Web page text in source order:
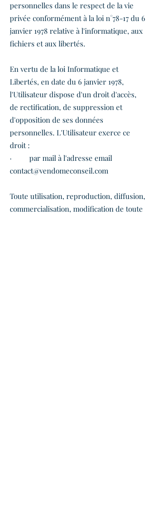
personnelles dans le respect de la vie
privée conformément à la loi n°78-17 du 6
janvier 1978 relative à l'informatique, aux
fichiers et aux libertés.
En vertu de la loi Informatique et
Libertés, en date du 6 janvier 1978,
l'Utilisateur dispose d'un droit d'accès,
de rectification, de suppression et
d'opposition de ses données
personnelles. L'Utilisateur exerce ce
droit :
· par mail à l'adresse email
contact@vendomeconseil.com
Toute utilisation, reproduction, diffusion,
commercialisation, modification de toute